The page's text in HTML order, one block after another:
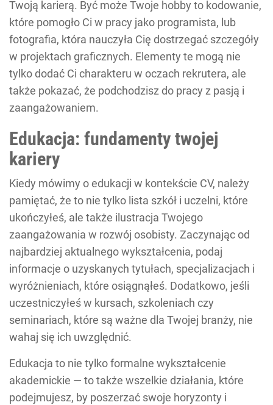
Twoją karierą. Być może Twoje hobby to kodowanie,
które pomogło Ci w pracy jako programista, lub
fotografia, która nauczyła Cię dostrzegać szczegóły
w projektach graficznych. Elementy te mogą nie
tylko dodać Ci charakteru w oczach rekrutera, ale
także pokazać, że podchodzisz do pracy z pasją i
zaangażowaniem.
Edukacja: fundamenty twojej
kariery
Kiedy mówimy o edukacji w kontekście CV, należy
pamiętać, że to nie tylko lista szkół i uczelni, które
ukończyłeś, ale także ilustracja Twojego
zaangażowania w rozwój osobisty. Zaczynając od
najbardziej aktualnego wykształcenia, podaj
informacje o uzyskanych tytułach, specjalizacjach i
wyróżnieniach, które osiągnąłeś. Dodatkowo, jeśli
uczestniczyłeś w kursach, szkoleniach czy
seminariach, które są ważne dla Twojej branży, nie
wahaj się ich uwzględnić.
Edukacja to nie tylko formalne wykształcenie
akademickie — to także wszelkie działania, które
podejmujesz, by poszerzać swoje horyzonty i